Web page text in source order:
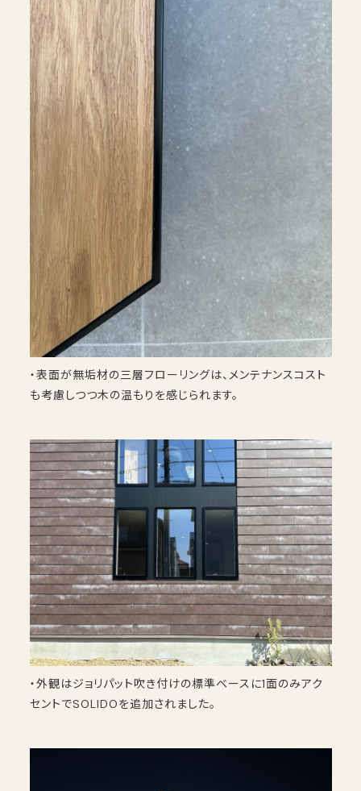
・表面が無垢材の三層フローリングは、メンテナンスコスト
も考慮しつつ木の温もりを感じられます。
・外観はジョリパット吹き付けの標準ベースに1面のみアク
セントでSOLIDOを追加されました。